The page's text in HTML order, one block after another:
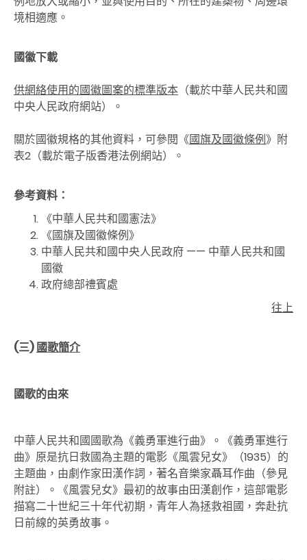
境相適應。
國徽下載
供網絡使用的國徽圖案的標準版本 （載於中華人民共和國
中央人民政府網站）。
關於國徽規格的其他資料，可參閱《國旗及國徽條例》附
表2（載於電子版香港法例網站）。
參考資料：
《中華人民共和國憲法》
《國旗及國徽條例》
中華人民共和國中央人民政府 —— 中華人民共和國
國徽
政府總部禮賓處
往上
(三)國歌簡介
國歌的由來
中華人民共和國國歌為《義勇軍進行曲》。《義勇軍進行
曲》原是抗日救國為主題的電影《風雲兒女》（1935）的
主題曲，由劇作家田漢作詞，著名音樂家聶耳作曲（參見
附註）。《風雲兒女》最初的故事由田漢創作，這部電影
描寫二十世紀三十年代初期，青年人為拯救祖國，奔赴抗
日前線的英勇故事。